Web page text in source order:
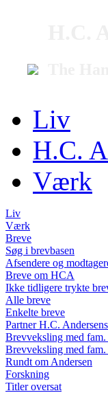
Liv
H.C.
Værk
Liv
Værk
Breve
Søg i brevbasen
Afsendere og
Breve om HCA
Ikke tidligere trykte
Alle breve
Enkelte breve
Partner H.C.
Brevveksling med
Brevveksling med fam.
Rundt om Andersen
Forskning
Titler oversat